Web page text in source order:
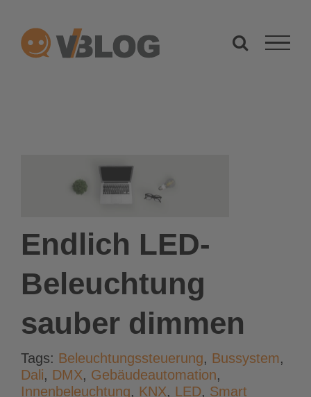
springen
Endlich LED-
Beleuchtung
sauber dimmen
Tags: Beleuchtungssteuerung, Bussystem,
Dali, DMX, Gebäudeautomation,
Innenbeleuchtung, KNX, LED, Smart